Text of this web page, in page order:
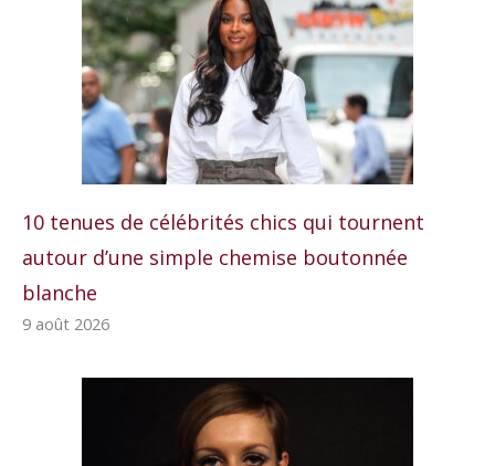
10 tenues de célébrités chics qui tournent
autour d’une simple chemise boutonnée
blanche
9 août 2026